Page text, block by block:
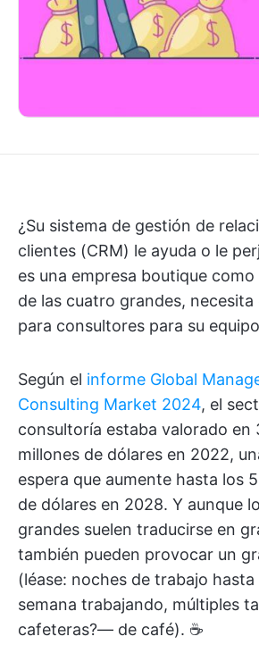
¿Su sistema de gestión de
clientes (CRM) le ayuda o le
es una empresa boutique
de las cuatro grandes, necesita
para consultores para su
Según el informe Global
Consulting Market 2024, el
consultoría estaba valorado en
millones de dólares en 2022,
espera que aumente hasta los
de dólares en 2028. Y aunque
grandes suelen traducirse en
también pueden provocar un
(léase: noches de trabajo
semana trabajando, múltiples
cafeteras?— de café). ☕